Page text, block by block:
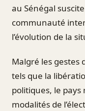
au Sénégal
communauté
l’évolution de la
Malgré les gestes
tels que la
politiques, le pays
modalités de